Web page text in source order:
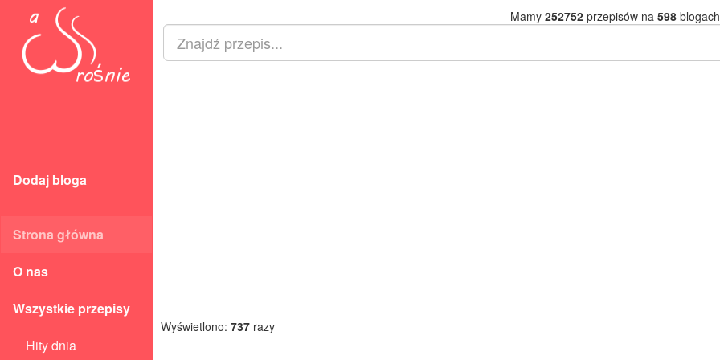
Dodaj bloga
Strona główna
O nas
Wszystkie przepisy
Hity dnia
Mamy 252752przepisów na 598
Wyświetlono: 737 razy